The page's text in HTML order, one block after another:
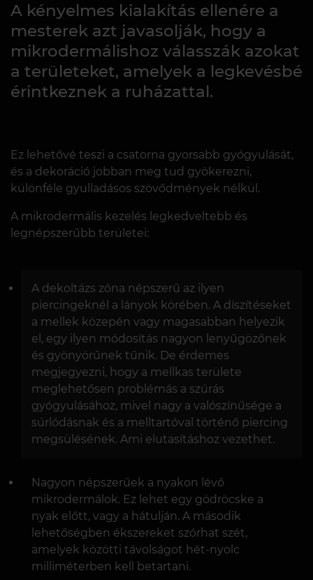
A kényelmes kialakítás ellenére a
mesterek azt javasolják, hogy a
mikrodermálishoz válasszák azokat
a területeket, amelyek a legkevésbé
érintkeznek a ruházattal.
Ez lehetővé teszi a csatorna gyorsabb gyógyulását,
és a dekoráció jobban meg tud gyökerezni,
különféle gyulladásos szövődmények nélkül.
A mikrodermális kezelés legkedveltebb és
legnépszerűbb területei:
A dekoltázs zóna népszerű az ilyen
piercingeknél a lányok körében. A díszítéseket
a mellek közepén vagy magasabban helyezik
el, egy ilyen módosítás nagyon lenyűgözőnek
és gyönyörűnek tűnik. De érdemes
megjegyezni, hogy a mellkas területe
meglehetősen problémás a szúrás
gyógyulásához, mivel nagy a valószínűsége a
súrlódásnak és a melltartóval történő piercing
megsülésének. Ami elutasításhoz vezethet.
Nagyon népszerűek a nyakon lévő
mikrodermálok. Ez lehet egy gödröcske a
nyak előtt, vagy a hátulján. A második
lehetőségben ékszereket szórhat szét,
amelyek közötti távolságot hét-nyolc
milliméterben kell betartani.